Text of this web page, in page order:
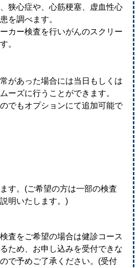
狭心症や、心筋梗塞、虚血性心
を調べます。
カー検査を行いがんのスクリー
。
があった場合には当日もしくは
ーズに行うことができます。
でもオプションにて追加可能で
す。(ご希望の方は一部の検査
明いたします。)
査をご希望の場合は健診コース
ため、お申し込みを受付できな
で予めご了承ください。(受付